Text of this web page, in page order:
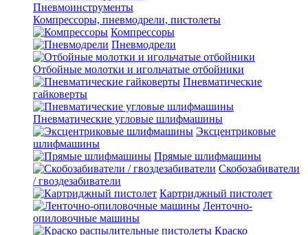
Пневмоинструменты
Компрессоры, пневмодрели, пистолеты
Компрессоры
Пневмодрели
Отбойные молотки и игольчатые отбойники
Пневматические
гайковерты
Пневматические угловые шлифмашины
Эксцентриковые
шлифмашины
Прямые шлифмашины
Скобозабиватели
/ гвоздезабиватели
Картриджный пистолет
Ленточно-
опиловочные машины
Краско